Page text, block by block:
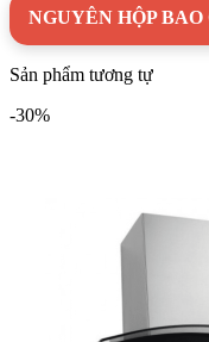
Tiết kiệm điện
Máy hút mùi treo
đáng để đầu tư cho
Danh mục: Thiết Bị
NGUYÊN HỘP BAO
Sản phẩm tương tự
-30%